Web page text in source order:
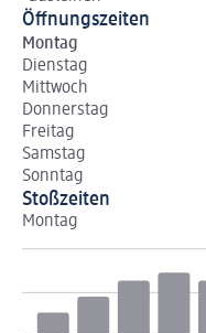
Öffnungszeiten
Montag
Dienstag
Mittwoch
Donnerstag
Freitag
Samstag
Sonntag
Stoßzeiten
Montag